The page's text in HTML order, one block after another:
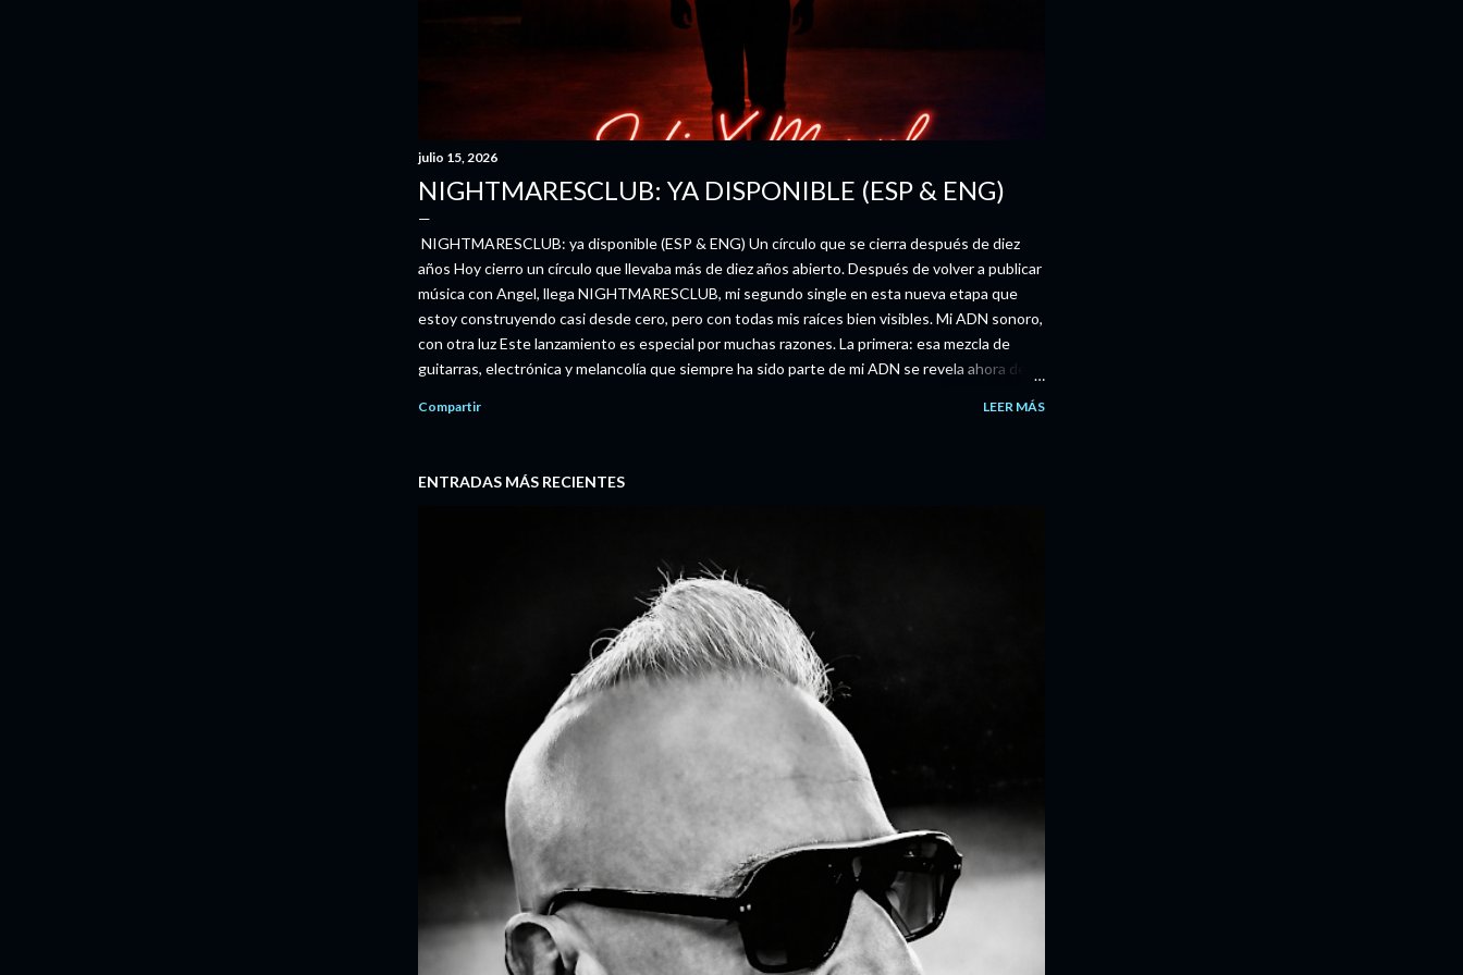
julio 15, 2026
NIGHTMARESCLUB: YA DISPONIBLE (ESP & ENG)
NIGHTMARESCLUB: ya disponible (ESP & ENG) Un círculo que se cierra después de diez
años Hoy cierro un círculo que llevaba más de diez años abierto. Después de volver a publicar
música con Angel, llega NIGHTMARESCLUB, mi segundo single en esta nueva etapa que
estoy construyendo casi desde cero, pero con todas mis raíces bien visibles. Mi ADN sonoro,
con otra luz Este lanzamiento es especial por muchas razones. La primera: esa mezcla de
guitarras, electrónica y melancolía que siempre ha sido parte de mi ADN se revela ahora de
primeros conciertos en Zaragoza, cuando descubrí que la noche podía ser un lugar donde
nace justo de ahí: de esa mezcla de búsqueda personal, nostalgia y electricidad emocional
Compartir LEER MÁS
ENTRADAS MÁS RECIENTES